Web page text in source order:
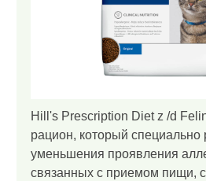
Hill's Prescription Diet z /d
рацион, который специально
уменьшения проявления
связанных с приемом пищи,